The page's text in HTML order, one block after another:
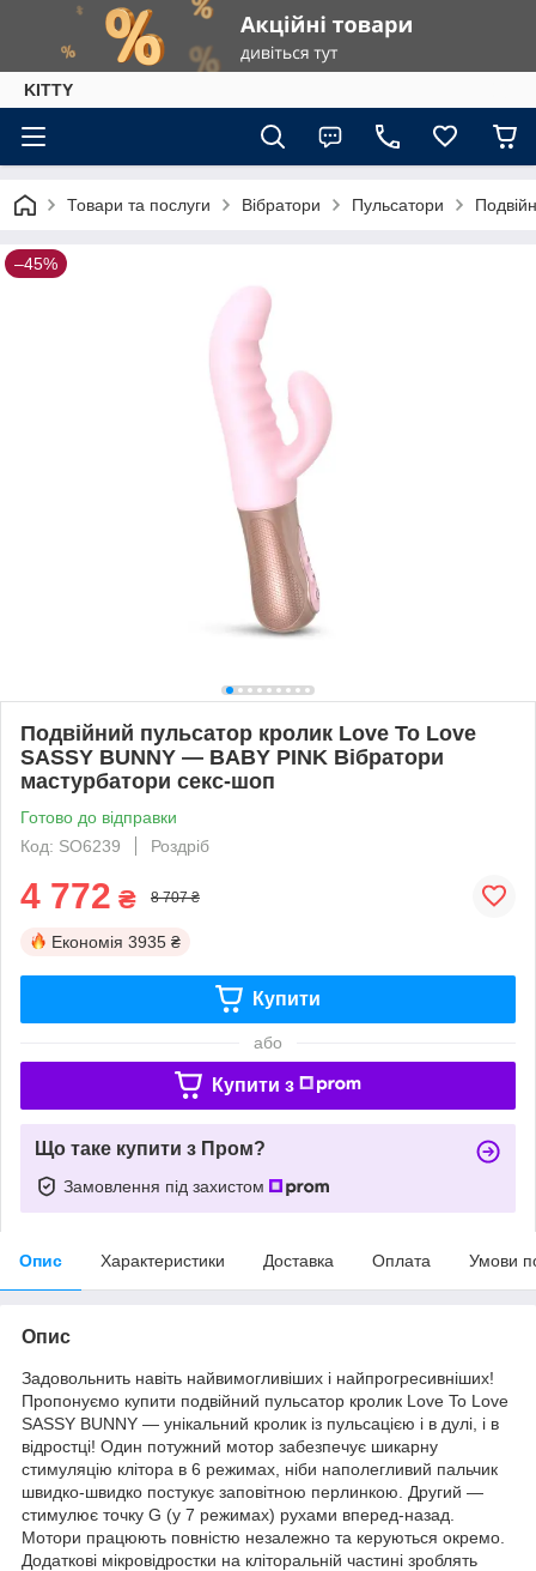
KITTY
Товари та послуги Вібратори Пульсатори
–45%
Подвійний пульсатор кролик Love To Love
SASSY BUNNY — BABY PINK Вібратори
мастурбатори секс-шоп
Готово до відправки
Код: SO6239
Роздріб
4 772 ₴ 8 707 ₴
Економія 3935 ₴
Купити
або
Купити з
Що таке купити з Пром?
Замовлення під захистом
Опис Характеристики Доставка Оплата Умови
Опис
Задовольнить навіть найвимогливіших і найпрогресивніших!
Пропонуємо купити подвійний пульсатор кролик Love To Love
SASSY BUNNY — унікальний кролик із пульсацією і в дулі, і в
відростці! Один потужний мотор забезпечує шикарну
стимуляцію клітора в 6 режимах, ніби наполегливий пальчик
швидко-швидко постукує заповітною перлинкою. Другий —
стимулює точку G (у 7 режимах) рухами вперед-назад.
Мотори працюють повністю незалежно та керуються окремо.
Додаткові мікровідростки на кліторальній частині зроблять